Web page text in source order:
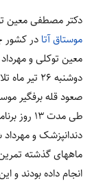
دکتر مصطفی معین
موستاق آتا در کشور
معین توکلی و
دوشنبه 26
صعود قله برفگیر
طی مدت
دندانپزشک و
ماههای گذشته
انجام داده بودند و